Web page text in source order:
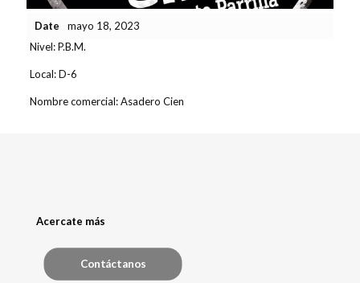
Date
mayo 18, 2023
Nivel:P.B.M.
Local:D-6
Nombre comercial:Asadero Cien
Acercate más
Contáctanos